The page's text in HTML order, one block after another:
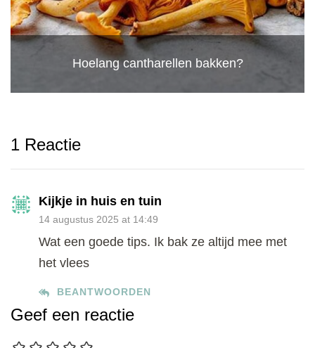
Hoelang cantharellen bakken?
1 Reactie
Kijkje in huis en tuin
14 augustus 2025 at 14:49
BEANTWOORDEN
Wat een goede tips. Ik bak ze altijd mee met
het vlees
Geef een reactie